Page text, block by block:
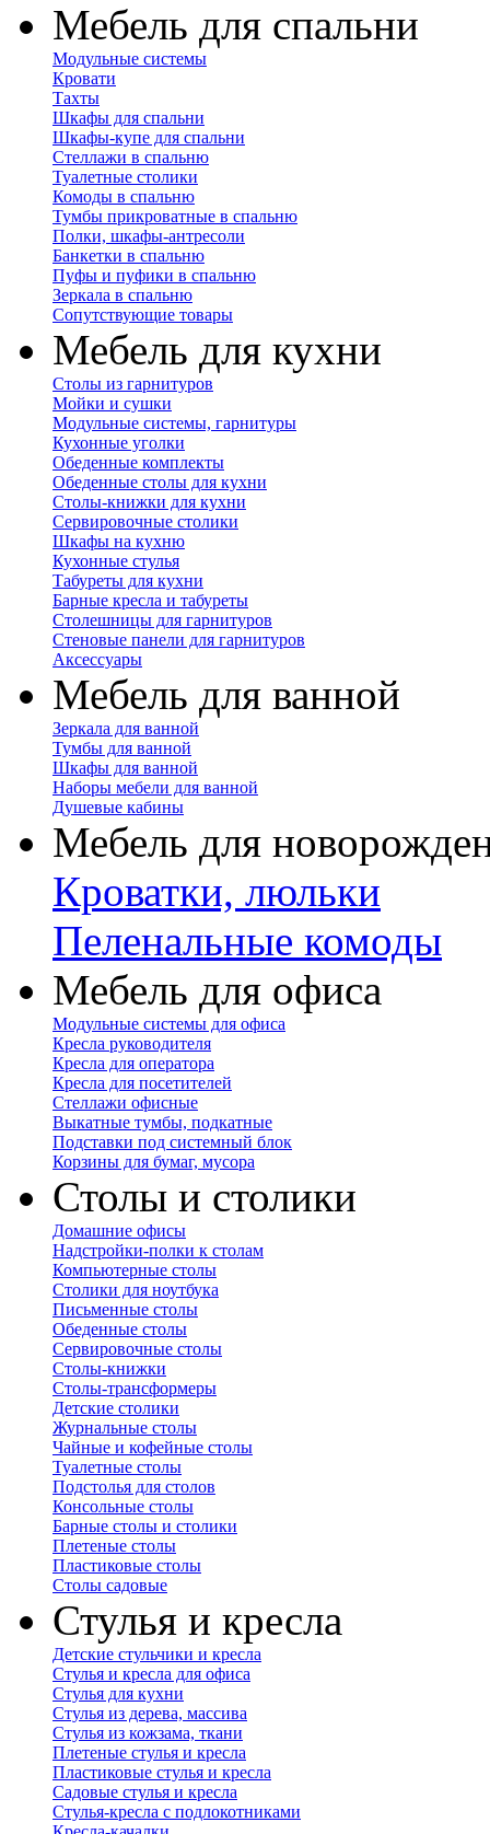
Мебель для спальни
Модульные системы
Кровати
Тахты
Шкафы для спальни
Шкафы-купе для спальни
Стеллажи в спальню
Туалетные столики
Комоды в спальню
Тумбы прикроватные в спальню
Полки, шкафы-антресоли
Банкетки в спальню
Пуфы и пуфики в спальню
Зеркала в спальню
Сопутствующие товары
Мебель для кухни
Столы из гарнитуров
Мойки и сушки
Модульные системы, гарнитуры
Кухонные уголки
Обеденные комплекты
Обеденные столы для кухни
Столы-книжки для кухни
Сервировочные столики
Шкафы на кухню
Кухонные стулья
Табуреты для кухни
Барные кресла и табуреты
Столешницы для гарнитуров
Стеновые панели для гарнитуров
Аксессуары
Мебель для ванной
Зеркала для ванной
Тумбы для ванной
Шкафы для ванной
Наборы мебели для ванной
Душевые кабины
Мебель для
Кроватки, люльки
Пеленальные комоды
Мебель для офиса
Модульные системы для офиса
Кресла руководителя
Кресла для оператора
Кресла для посетителей
Стеллажи офисные
Выкатные тумбы, подкатные
Подставки под системный блок
Корзины для бумаг, мусора
Столы и столики
Домашние офисы
Надстройки-полки к столам
Компьютерные столы
Столики для ноутбука
Письменные столы
Обеденные столы
Сервировочные столы
Столы-книжки
Столы-трансформеры
Детские столики
Журнальные столы
Чайные и кофейные столы
Туалетные столы
Подстолья для столов
Консольные столы
Барные столы и столики
Плетеные столы
Пластиковые столы
Столы садовые
Стулья и кресла
Детские стульчики и кресла
Стулья и кресла для офиса
Стулья для кухни
Стулья из дерева, массива
Стулья из кожзама, ткани
Плетеные стулья и кресла
Пластиковые стулья и кресла
Садовые стулья и кресла
Стулья-кресла с подлокотниками